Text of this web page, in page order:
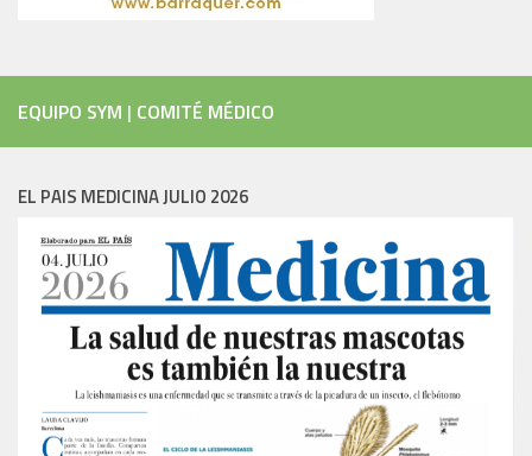
EQUIPO SYM | COMITÉ MÉDICO
EL PAIS MEDICINA JULIO 2026